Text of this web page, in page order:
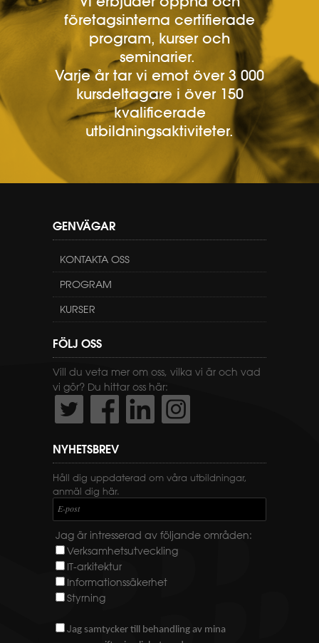
företagsinterna certifierade
program, kurser och
seminarier.
Varje år tar vi emot över 3 000
kursdeltagare i över 150
kvalificerade
utbildningsaktiviteter.
GENVÄGAR
KONTAKTA OSS
PROGRAM
KURSER
FÖLJ OSS
Vill du veta mer om oss, vilka vi är och vad
vi gör? Du hittar oss här:
NYHETSBREV
Håll dig uppdaterad om våra utbildningar,
anmäl dig här.
E-post
Jag är intresserad av följande områden:
Verksamhetsutveckling
IT-arkitektur
Informationssäkerhet
Styrning
Jag samtycker till behandling av mina